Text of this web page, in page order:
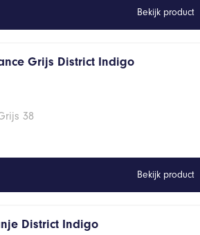
Bekijk product
Grijs District Indigo
38
Bekijk product
District Indigo